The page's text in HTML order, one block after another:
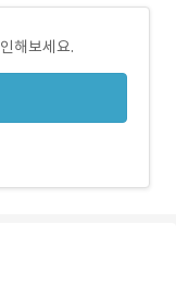
해보세요.